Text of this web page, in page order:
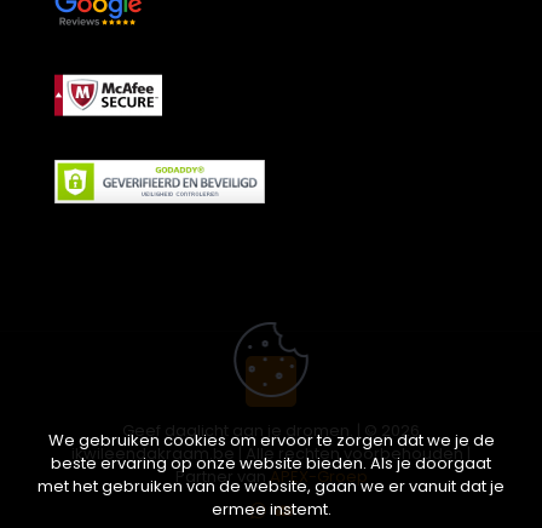
Geef daglicht aan je dromen. | © 2026
ikwileendakraam.be | Alle rechten voorbehouden |
Partner vanAPEX-Groep
We gebruiken cookies om ervoor te zorgen dat we je de
beste ervaring op onze website bieden. Als je doorgaat
met het gebruiken van de website, gaan we er vanuit dat je
ermee instemt.